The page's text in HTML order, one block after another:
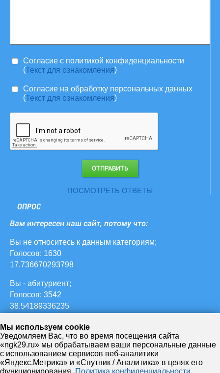
Согласие c политикой конфиденциальности
(Текст для ознакомления)
Согласие на обработку персональных данных
(Текст для ознакомления)
ПОСМОТРЕТЬ ОТВЕТЫ
ОПРОС
Вам интересен наш сайт, потому что:
Вы не относитесь к данным категориям;
Голосов: 1630
17.736670293798
Вы - абитуриент;
Голосов: 3542
38.54189336235
ваш ребенок учится в НЖК;
Голосов: 627
6.822633297062
Вы - студент НЖК;
Мы используем cookie
Уведомляем Вас, что во время посещения сайта
«ngk29.ru» мы обрабатываем ваши персональные данные
с использованием сервисов веб-аналитики
«Яндекс.Метрика» и «Спутник / Аналитика» в целях его
функционирования.
Политика конфиденциальности